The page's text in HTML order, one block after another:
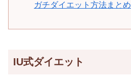
ガチダイエット方法まとめ
IU式ダイエット